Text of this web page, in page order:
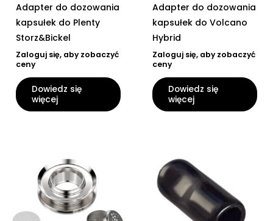
Adapter do dozowania
kapsułek do Plenty
Storz&Bickel
Zaloguj się, aby zobaczyć
ceny
Dowiedz się
więcej
Adapter do dozowania
kapsułek do Volcano
Hybrid
Zaloguj się, aby zobaczyć
ceny
Dowiedz się
więcej